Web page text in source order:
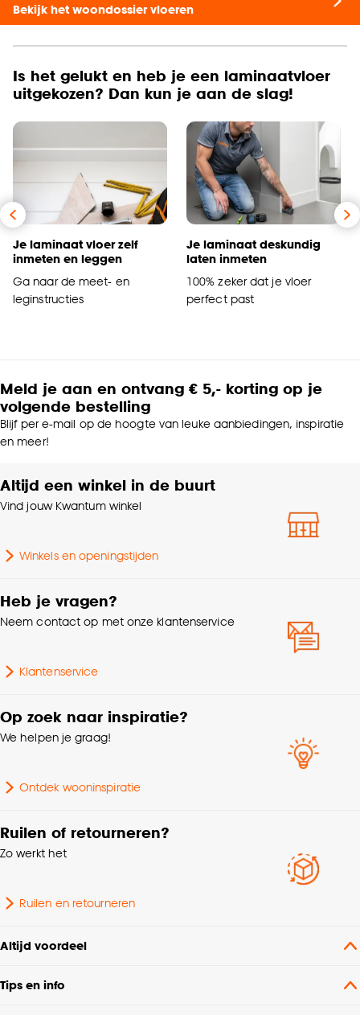
Bekijk het woondossier vloeren
Is het gelukt en heb je een laminaatvloer
uitgekozen? Dan kun je aan de slag!
Je laminaat vloer zelf
inmeten en leggen
Ga naar de meet- en
leginstructies
Je laminaat deskundig
laten inmeten
100% zeker dat je vloer
perfect past
Meld je aan en ontvang € 5,- korting op je
volgende bestelling
Blijf per e-mail op de hoogte van leuke aanbiedingen, inspiratie
en meer!
Altijd een winkel in de buurt
Vind jouw Kwantum winkel
Winkels en openingstijden
Heb je vragen?
Neem contact op met onze klantenservice
Klantenservice
Op zoek naar inspiratie?
We helpen je graag!
Ontdek wooninspiratie
Ruilen of retourneren?
Zo werkt het
Ruilen en retourneren
Altijd voordeel
Tips en info